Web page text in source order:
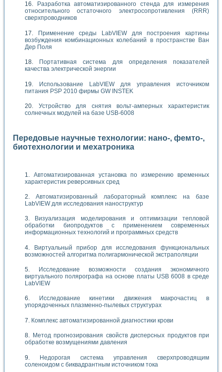
Разработка автоматизированного стенда для измерения
относительного остаточного электросопротивления (RRR)
сверхпроводников
Применение среды LabVIEW для построения картины
возбуждения комбинационных колебаний в пространстве Ван
Дер Поля
Портативная система для определения показателей
качества электрической энергии
Использование LabVIEW для управления источником
питания PSP 2010 фирмы GW INSTEK
Устройство для снятия вольт-амперных характеристик
солнечных модулей на базе USB-6008
Передовые научные технологии: нано-, фемто-,
биотехнологии и мехатроника
Автоматизированная установка по измерению временных
характеристик реверсивных сред
Автоматизированный лабораторный комплекс на базе
LabVIEW для исследования наноструктур
Визуализация моделирования и оптимизации тепловой
обработки биопродуктов с применением современных
информационных технологий и программных средств
Виртуальный прибор для исследования функциональных
возможностей алгоритма полигармонической экстраполяции
Исследование возможности создания экономичного
виртуального полярографа на основе платы USB 6008 в среде
LabVIEW
Исследование кинетики движения макрочастиц в
упорядоченных плазменно-пылевых структурах
Комплекс автоматизированной диагностики крови
Метод прогнозирования свойств дисперсных продуктов при
обработке возмущениями давления
Недорогая система управления сверхпроводящим
соленоидом с биквадрантным источником тока